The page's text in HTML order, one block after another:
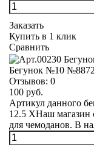
Заказать
Купить в 1 клик
Сравнить
Бегунок №10 №8872
Отзывов: 0
100 руб.
Артикул данного
12.5 XНаш магазин
для чемоданов. В